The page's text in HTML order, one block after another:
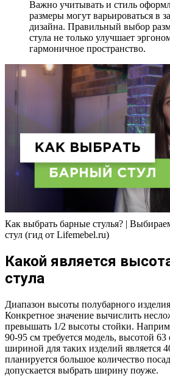
Важно учитывать и стиль
размеры могут варьироваться в
дизайна. Правильный выбор
стула не только улучшает
гармоничное пространство.
Как выбрать барные стулья? |
стул (гид от Lifemebel.ru)
Какой является
стула
Диапазон высоты полубарного
Конкретное значение вычислить
превышать 1/2 высоты стойки.
90-95 см требуется модель, высотой
шириной для таких изделий является
планируется большое количество
допускается выбрать ширину поуже.